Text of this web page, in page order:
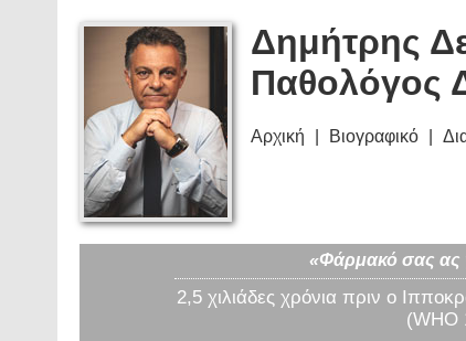
Δημήτρης
Παθολόγος
Αρχική Βιογραφικό
«Φάρμακό σας ας
2,5 χιλιάδες χρόνια πριν ο
(WHO